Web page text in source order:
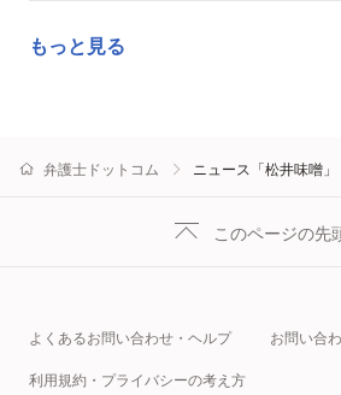
もっと見る
弁護士ドットコム ニュース「松井味噌」
このページの先
よくあるお問い合わせ・ヘルプ お問い合
利用規約・プライバシーの考え方